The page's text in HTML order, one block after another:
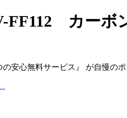
カーボ
の安心無料サービス』 が自慢の